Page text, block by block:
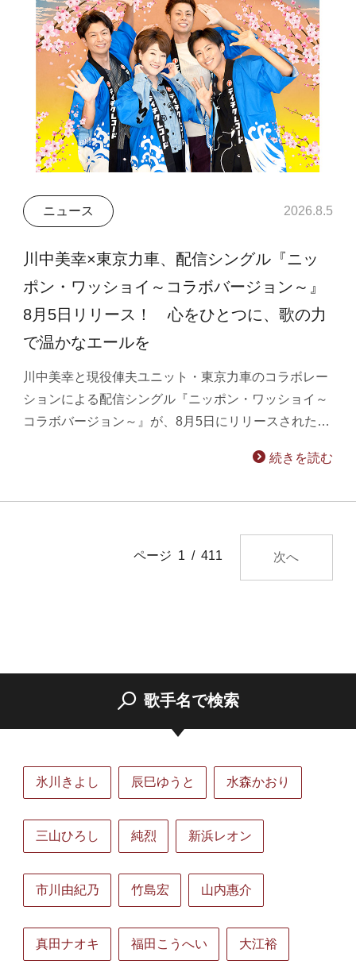
ニュース 2026.8.5
川中美幸×東京力車、配信シングル『ニッ
ポン・ワッショイ～コラボバージョン～』
8月5日リリース！ 心をひとつに、歌の力
で温かなエールを
川中美幸と現役俥夫ユニット・東京力車のコラボレー
ションによる配信シングル『ニッポン・ワッショイ～
コラボバージョン～』が、8月5日にリリースされた…
続きを読む
ページ 1 / 411 次へ
歌手名で検索
氷川きよし 辰巳ゆうと 水森かおり
三山ひろし 純烈 新浜レオン
市川由紀乃 竹島宏 山内惠介
真田ナオキ 福田こうへい 大江裕